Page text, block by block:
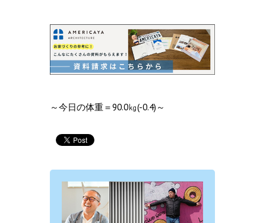
～今日の体重＝90.0㎏(-0.4)～